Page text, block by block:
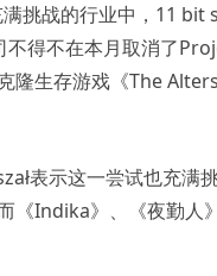
挑战的行业中，11
得不在本月取消了
隆生存游戏《The
表示这一尝试也充满
《Indika》、《夜勤人